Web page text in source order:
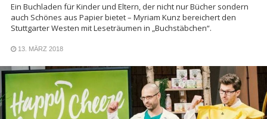
Ein Buchladen für Kinder und Eltern, der nicht nur Bücher sondern
auch Schönes aus Papier bietet – Myriam Kunz bereichert den
Stuttgarter Westen mit Leseträumen in „Buchstäbchen“.
13. MÄRZ 2018